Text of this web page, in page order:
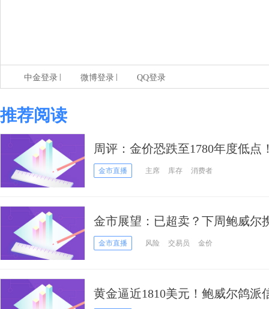
中金登录 微博登录 QQ登录
推荐阅读
周评：金价恐跌至1780年度低点
炮声连连 高通胀下：美股熊市
金市直播 主席 库存 消费者
金市展望：已超卖？下周鲍威尔
恐迎来疯狂波动
金市直播 风险 交易员 金价
黄金逼近1810美元！鲍威尔鸽派